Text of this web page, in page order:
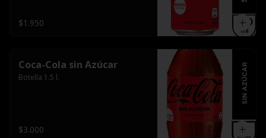
$1.950
Coca-Cola sin Azúcar
Botella 1.5 l.
$3.000